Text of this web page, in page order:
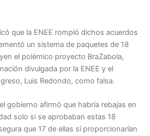
que la ENEE rompió dichos acuerdos
un sistema de paquetes de 18
el polémico proyecto BraZabola,
divulgada por la ENEE y el
Luis Redondo, como falsa.
gobierno afirmó que habría rebajas en
solo si se aprobaban estas 18
que 17 de ellas sí proporcionarían